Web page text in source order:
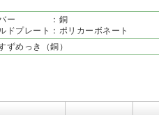
バー ：銅
ドプレート：ポリカーボネート
ずめっき（銅）